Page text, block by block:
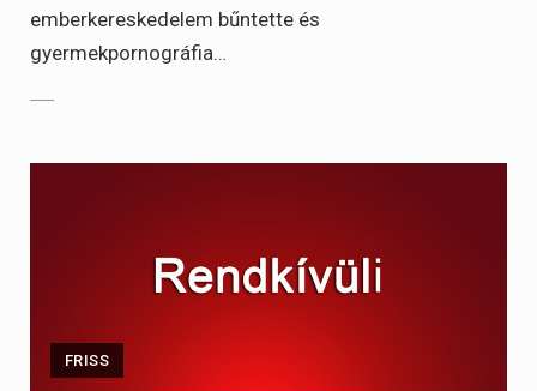
emberkereskedelem bűntette és
gyermekpornográfia…
FRISS